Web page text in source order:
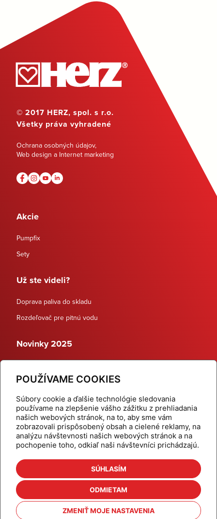
POUŽÍVAME COOKIES
Súbory cookie a ďalšie technológie sledovania
používame na zlepšenie vášho zážitku z prehliadania
našich webových stránok, na to, aby sme vám
zobrazovali prispôsobený obsah a cielené reklamy, na
analýzu návštevnosti našich webových stránok a na
pochopenie toho, odkiaľ naši návštevníci prichádzajú.
SÚHLASÍM
ODMIETAM
ZMENIŤ MOJE NASTAVENIA
© 2017 HERZ, spol. s r.o.
Všetky práva vyhradené
Ochrana osobných údajov,
Web design a Internet marketing
Akcie
Pumpfix
Sety
Už ste videli?
Doprava paliva do skladu
Rozdeľovač pre pitnú vodu
Novinky 2025
Dynamické termostatické ventily
Domov
Produkty
Aktuality
Odber šikovné tipy
Kalkulačky
Cenníky
Na stiahnutie
Referencie
Kontakt